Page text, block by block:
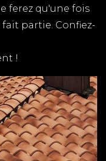
en bois et
en Charente-
l'ensemble du
(17) pour
MER
ferez qu'une fois
partie. Confiez-
!